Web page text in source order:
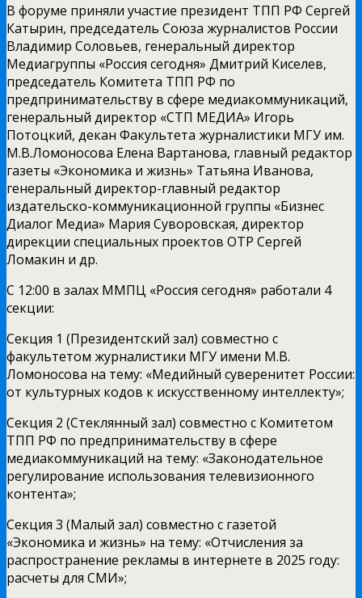
В форуме приняли участие президент ТПП РФ Сергей
Катырин, председатель Союза журналистов России
Владимир Соловьев, генеральный директор
Медиагруппы «Россия сегодня» Дмитрий Киселев,
председатель Комитета ТПП РФ по
предпринимательству в сфере медиакоммуникаций,
генеральный директор «СТП МЕДИА» Игорь
Потоцкий, декан Факультета журналистики МГУ им.
М.В.Ломоносова Елена Вартанова, главный редактор
газеты «Экономика и жизнь» Татьяна Иванова,
генеральный директор-главный редактор
издательско-коммуникационной группы «Бизнес
Диалог Медиа» Мария Суворовская, директор
дирекции специальных проектов ОТР Сергей
Ломакин и др.
С 12:00 в залах ММПЦ «Россия сегодня» работали 4
секции:
Секция 1 (Президентский зал) совместно с
факультетом журналистики МГУ имени М.В.
Ломоносова на тему: «Медийный суверенитет России:
от культурных кодов к искусственному интеллекту»;
Секция 2 (Стеклянный зал) совместно с Комитетом
ТПП РФ по предпринимательству в сфере
медиакоммуникаций на тему: «Законодательное
регулирование использования телевизионного
контента»;
Секция 3 (Малый зал) совместно с газетой
«Экономика и жизнь» на тему: «Отчисления за
распространение рекламы в интернете в 2025 году:
расчеты для СМИ»;